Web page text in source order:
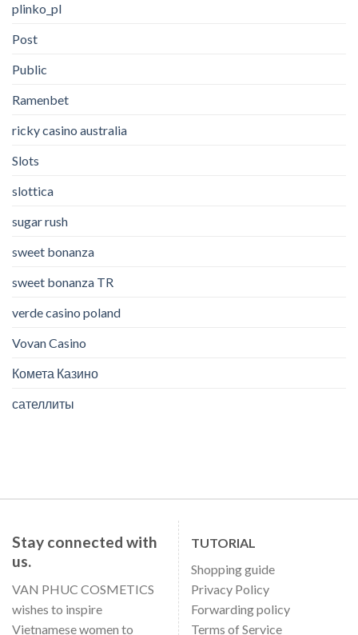
plinko_pl
Post
Public
Ramenbet
ricky casino australia
Slots
slottica
sugar rush
sweet bonanza
sweet bonanza TR
verde casino poland
Vovan Casino
Комета Казино
сателлиты
Stay connected with
us.
VAN PHUC COSMETICS
wishes to inspire
Vietnamese women to
TUTORIAL
Shopping guide
Privacy Policy
Forwarding policy
Terms of Service